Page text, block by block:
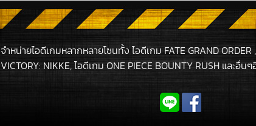
จำหน่ายไอดีเกมหลากหลายโซนทั้ง ไอดีเกม FATE GRAND
VICTORY: NIKKE, ไอดีเกม ONE PIECE BOUNTY RUSH และ